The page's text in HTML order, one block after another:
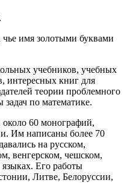
имя золотыми буквами
учебников, учебных
интересных книг для
теории проблемного
по математике.
около 60 монографий,
Им написаны более 70
на русском,
венгерском, чешском,
Его работы
Литве, Белоруссии,